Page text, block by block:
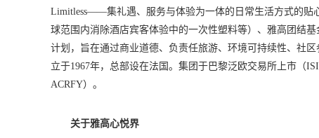
Limitless——集礼遇、服务与体验为一体的日常生活方式的贴
球范围内消除酒店宾客体验中的一次性塑料等）、雅高团结
计划，旨在通过商业道德、负责任旅游、环境可持续性、社
立于1967年，总部设在法国。集团于巴黎泛欧交易所上市（
ACRFY）。
关于雅高心悦界